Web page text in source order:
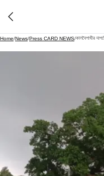
Home/News/Press CARD NEWS/কালবৈশাখীর